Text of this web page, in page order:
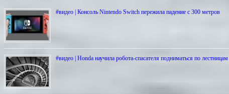
#видео | Консоль Nintendo Switch пережила падение с 300 метров
#видео | Honda научила робота-спасателя подниматься по лестницам